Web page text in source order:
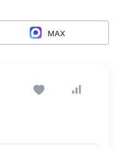
MAX